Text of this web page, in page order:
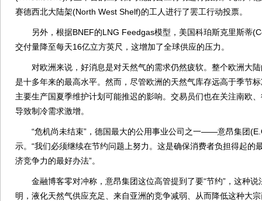
赛德西北大陆架(North West Shelf)的工人进行了罢工行动投票。
另外，根据BNEF的LNG Feedgas模型，美国科珀斯克里斯蒂
交付量降至每天16亿立方英尺，这增加了全球供应的压力。
对欧洲来说，好消息是对天然气的需求仍然疲软。整个欧洲大陆
是十多年来的最高水平。然而，尽管欧洲的天然气库存远高于季节
主要生产国夏季维护计划可能推迟的影响。交易员们也在关注南欧
导致制冷需求激增。
“危机尚未结束”，德国最大的公用事业公司之一——意昂集团
示。“我们必须继续在节约问题上努力。这是确保消费者负担得起的
济竞争力的最好办法”。
金融博客零对冲称，意昂集团这位高管提到了要“节约”，这种说
明，液化天然气供应充足、来自亚洲的竞争减弱、从而降低这种大